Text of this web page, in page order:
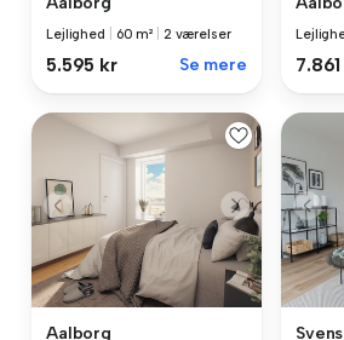
Lejlighed 60 m² 2 værelser
5.595 kr Se mere
Aalborg